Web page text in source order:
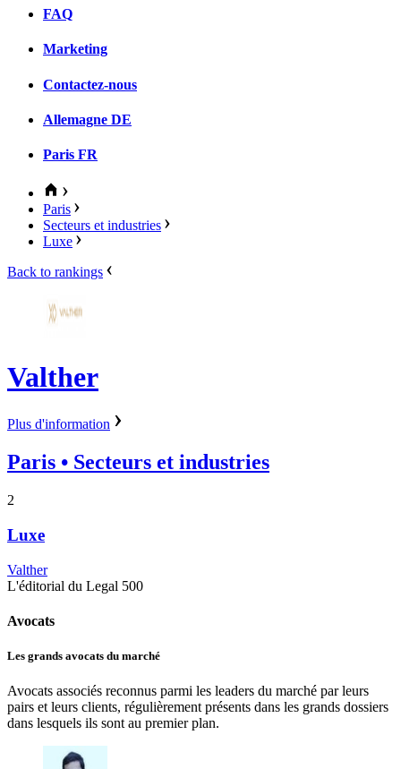
FAQ
Marketing
Contactez-nous
Allemagne DE
Paris FR
Paris
Secteurs et industries
Luxe
Back to rankings
Valther
Plus d'information
Paris • Secteurs et industries
2
Luxe
Valther
L'éditorial du Legal 500
Avocats
Les grands avocats du marché
Avocats associés reconnus parmi les leaders du marché par leurs
pairs et leurs clients, régulièrement présents dans les grands dossiers
dans lesquels ils sont au premier plan.